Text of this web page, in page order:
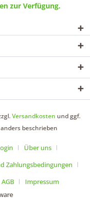
zur Verfügung.
Versandkosten und ggf.
beschrieben
Über uns
Zahlungsbedingungen
AGB
Impressum